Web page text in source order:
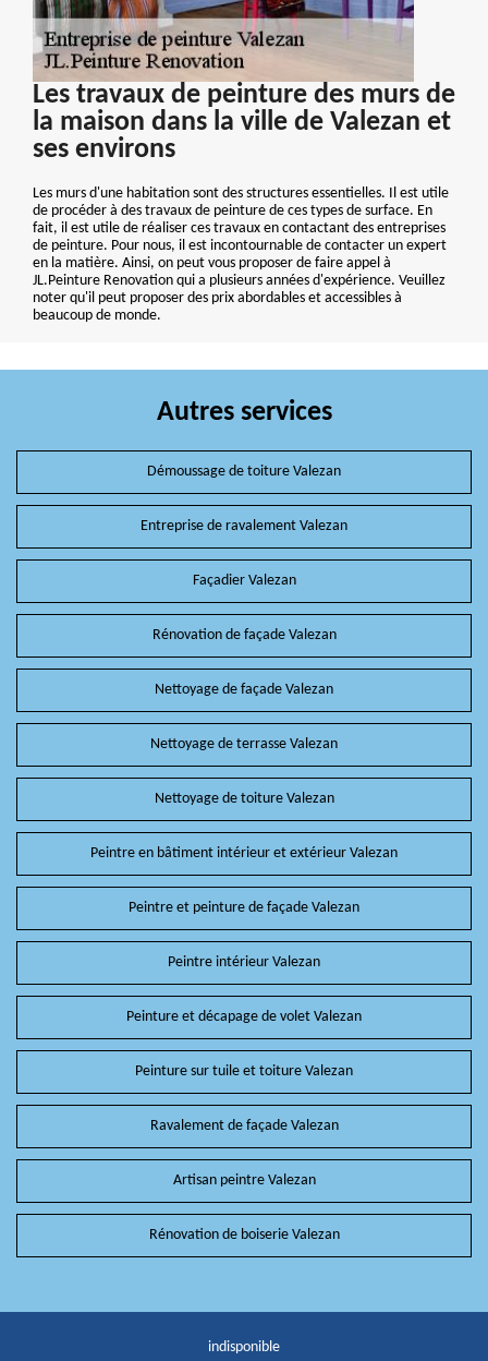
Les travaux de peinture des murs de
la maison dans la ville de Valezan et
ses environs
Les murs d'une habitation sont des structures essentielles. Il est utile
de procéder à des travaux de peinture de ces types de surface. En
fait, il est utile de réaliser ces travaux en contactant des entreprises
de peinture. Pour nous, il est incontournable de contacter un expert
en la matière. Ainsi, on peut vous proposer de faire appel à
JL.Peinture Renovation qui a plusieurs années d'expérience. Veuillez
noter qu'il peut proposer des prix abordables et accessibles à
beaucoup de monde.
Autres services
Démoussage de toiture Valezan
Entreprise de ravalement Valezan
Façadier Valezan
Rénovation de façade Valezan
Nettoyage de façade Valezan
Nettoyage de terrasse Valezan
Nettoyage de toiture Valezan
Peintre en bâtiment intérieur et extérieur Valezan
Peintre et peinture de façade Valezan
Peintre intérieur Valezan
Peinture et décapage de volet Valezan
Peinture sur tuile et toiture Valezan
Ravalement de façade Valezan
Artisan peintre Valezan
Rénovation de boiserie Valezan
indisponible